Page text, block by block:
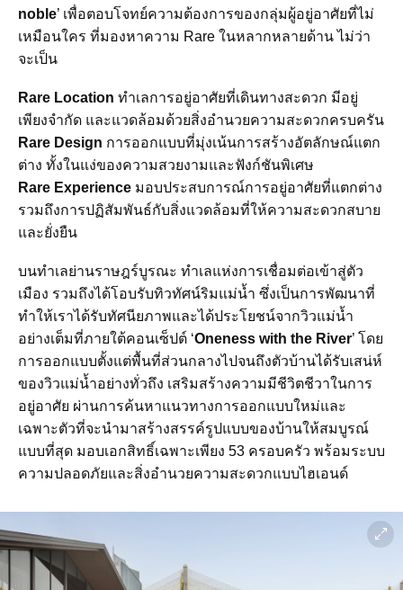
noble’ เพื่อตอบโจทย์ความต้องการของกลุ่มผู้อยู่อาศัยที่ไม่
เหมือนใคร ที่มองหาความ Rare ในหลากหลายด้าน ไม่ว่า
จะเป็น
Rare Location ทำเลการอยู่อาศัยที่เดินทางสะดวก มีอยู่
เพียงจำกัด และแวดล้อมด้วยสิ่งอำนวยความสะดวกครบครัน
Rare Design การออกแบบที่มุ่งเน้นการสร้างอัตลักษณ์แตก
ต่าง ทั้งในแง่ของความสวยงามและฟังก์ชันพิเศษ
Rare Experience มอบประสบการณ์การอยู่อาศัยที่แตกต่าง
รวมถึงการปฏิสัมพันธ์กับสิ่งแวดล้อมที่ให้ความสะดวกสบาย
และยั่งยืน
บนทำเลย่านราษฎร์บูรณะ ทำเลแห่งการเชื่อมต่อเข้าสู่ตัว
เมือง รวมถึงได้โอบรับทิวทัศน์ริมแม่น้ำ ซึ่งเป็นการพัฒนาที่
ทำให้เราได้รับทัศนียภาพและได้ประโยชน์จากวิวแม่น้ำ
อย่างเต็มที่ภายใต้คอนเซ็ปต์ ‘Oneness with the River’ โดย
การออกแบบตั้งแต่พื้นที่ส่วนกลางไปจนถึงตัวบ้านได้รับเสน่ห์
ของวิวแม่น้ำอย่างทั่วถึง เสริมสร้างความมีชีวิตชีวาในการ
อยู่อาศัย ผ่านการค้นหาแนวทางการออกแบบใหม่และ
เฉพาะตัวที่จะนํามาสร้างสรรค์รูปแบบของบ้านให้สมบูรณ์
แบบที่สุด มอบเอกสิทธิ์เฉพาะเพียง 53 ครอบครัว พร้อมระบบ
ความปลอดภัยและสิ่งอำนวยความสะดวกแบบไฮเอนด์